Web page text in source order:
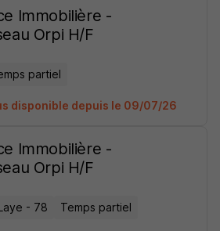
Immobilière -
Orpi H/F
partiel
disponible depuis le 09/07/26
Immobilière -
Orpi H/F
- 78 Temps partiel